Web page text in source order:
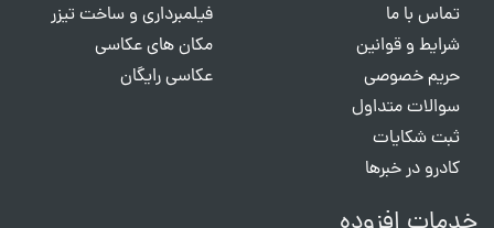
تماس با ما
شرایط و قوانین
حریم خصوصی
سوالات متداول
ثبت شکایات
کادرو در خبرها
فیلمبرداری و ساخت تیزر
مکان های عکاسی
عکاسی رایگان